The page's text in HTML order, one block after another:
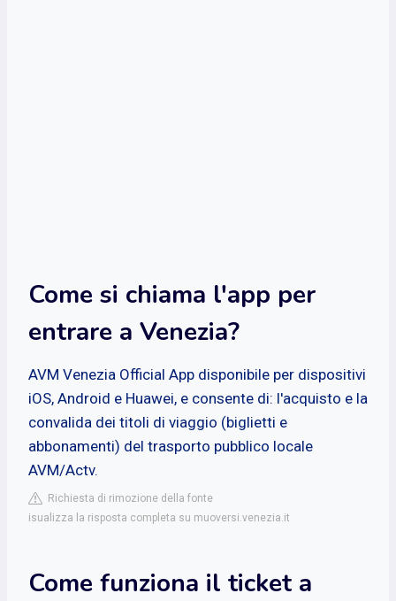
Come si chiama l'app per
entrare a Venezia?
AVM Venezia Official App disponibile per dispositivi
iOS, Android e Huawei, e consente di: l'acquisto e la
convalida dei titoli di viaggio (biglietti e
abbonamenti) del trasporto pubblico locale
AVM/Actv.
Richiesta di rimozione della fonte
isualizza la risposta completa su muoversi.venezia.it
Come funziona il ticket a